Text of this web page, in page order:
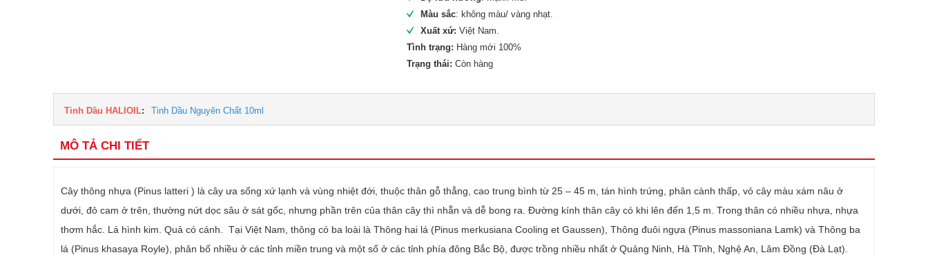
Màu sắc: không màu/ vàng nhạt.
Xuất xứ: Việt Nam.
Tình trạng: Hàng mới 100%
Trạng thái: Còn hàng
Tinh Dầu HALIOIL: Tinh Dầu Nguyên Chất 10ml
MÔ TẢ CHI TIẾT
Cây thông nhựa (Pinus latteri ) là cây ưa sống xứ lạnh và vùng nhiệt đới, thuộc thân gỗ thẳng, cao trung bình từ 25 – 45 m, tán hình trứng, phân cành thấp, vỏ cây màu xám nâu ở
dưới, đỏ cam ở trên, thường nứt dọc sâu ở sát gốc, nhưng phần trên của thân cây thì nhẵn và dễ bong ra. Đường kính thân cây có khi lên đến 1,5 m. Trong thân có nhiều nhựa, nhựa
thơm hắc. Lá hình kim. Quả có cánh. Tại Việt Nam, thông có ba loài là Thông hai lá (Pinus merkusiana Cooling et Gaussen), Thông đuôi ngựa (Pinus massoniana Lamk) và Thông ba
lá (Pinus khasaya Royle), phân bố nhiều ở các tỉnh miền trung và một số ở các tỉnh phía đông Bắc Bộ, được trồng nhiều nhất ở Quảng Ninh, Hà Tĩnh, Nghệ An, Lâm Đồng (Đà Lạt).